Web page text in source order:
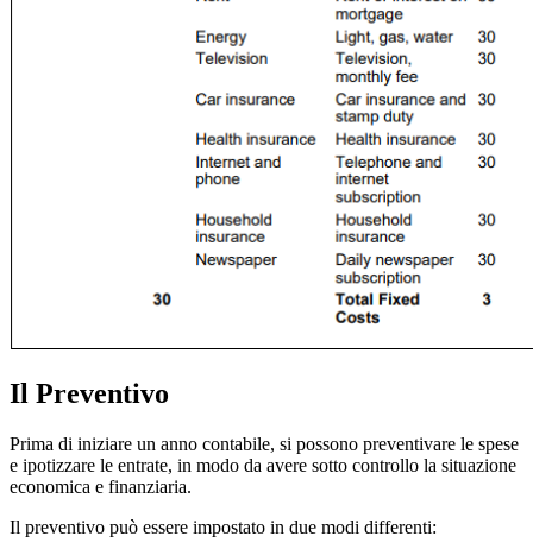
Il Preventivo
Prima di iniziare un anno contabile, si possono preventivare le spese
e ipotizzare le entrate, in modo da avere sotto controllo la situazione
economica e finanziaria.
Il preventivo può essere impostato in due modi differenti: